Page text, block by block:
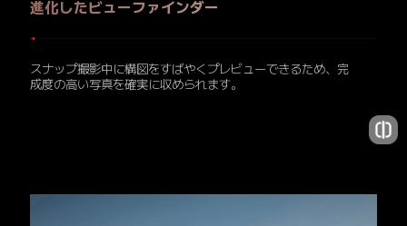
進化したビューファインダー
スナップ撮影中に構図をすばやくプレビューできるため、完
成度の高い写真を確実に収められます。